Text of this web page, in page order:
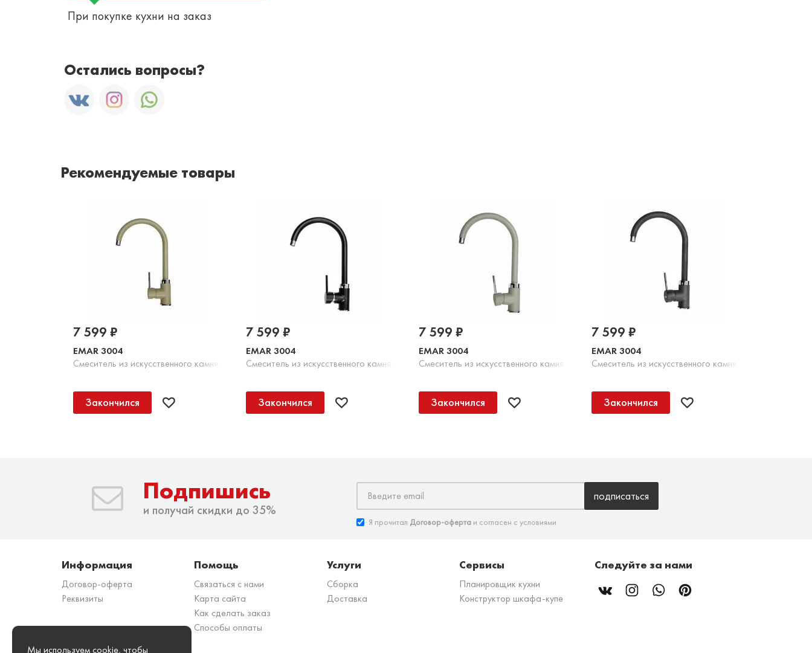
При покупке кухни на заказ
Остались вопросы?
Рекомендуемые товары
EMAR 3004
Смеситель из искусственного камня, оникс
7 599 ₽
Закончился
EMAR 3004
Смеситель из искусственного камня, морион
7 599 ₽
Закончился
EMAR 3004
Смеситель из искусственного камня, опал
7 599 ₽
Закончился
EMAR 3004
Смеситель из искусственного камня, антрацит
7 599 ₽
Закончился
Подпишись
и получай скидки до 35%
подписаться
Я прочитал Договор-офертаи согласен с условиями
Информация
Договор-оферта
Реквизиты
Помощь
Связаться с нами
Карта сайта
Как сделать заказ
Способы оплаты
Услуги
Сборка
Доставка
Сервисы
Планировщик кухни
Конструктор шкафа-купе
Следуйте за нами
Мы используем cookie, чтобы